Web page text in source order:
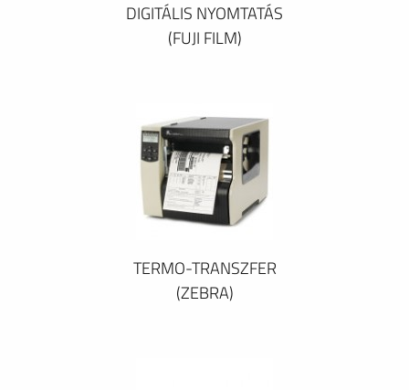
DIGITÁLIS NYOMTATÁS
(FUJI FILM)
TERMO-TRANSZFER
(ZEBRA)